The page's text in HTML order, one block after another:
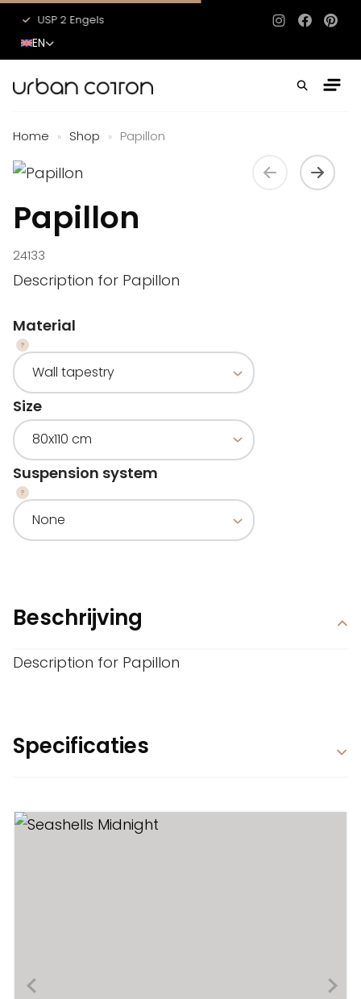
USP 2 Engels USP 3 Engels
Instagram
EN
Home » Shop » Papillon
Papillon
24133
Description for Papillon
Material
Size
Suspension system
Beschrijving
Description for Papillon
Specificaties